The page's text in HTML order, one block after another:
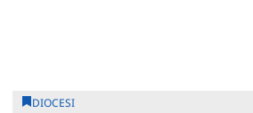
DIOCESI